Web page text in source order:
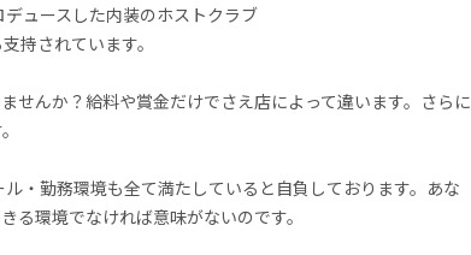
ュースした内装のホストクラブ
持されています。
せんか？給料や賞金だけでさえ店によって違います。さらに
・勤務環境も全て満たしていると自負しております。あな
る環境でなければ意味がないのです。